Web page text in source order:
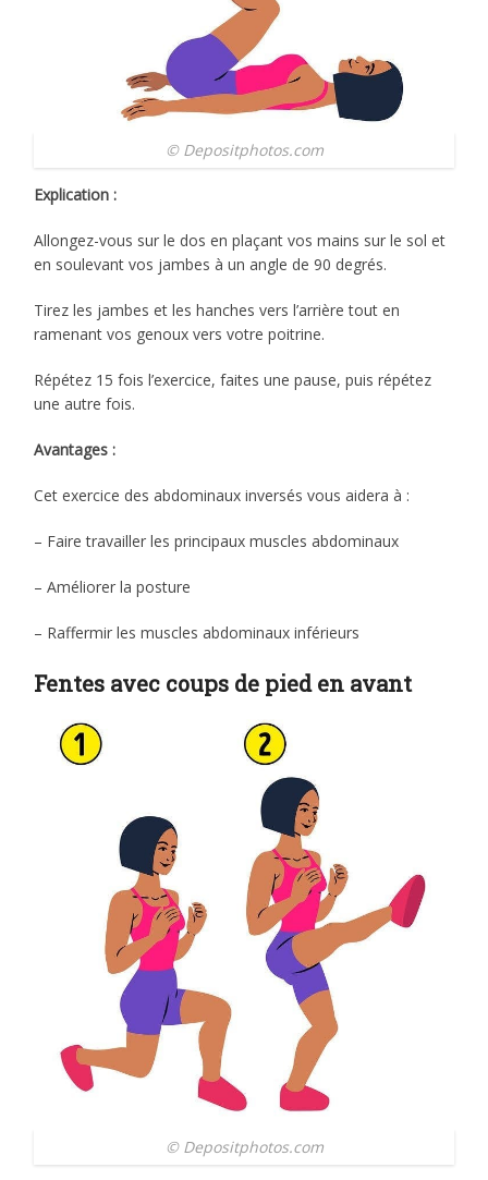
© Depositphotos.com
Explication :
Allongez-vous sur le dos en plaçant vos mains sur le sol et
en soulevant vos jambes à un angle de 90 degrés.
Tirez les jambes et les hanches vers l’arrière tout en
ramenant vos genoux vers votre poitrine.
Répétez 15 fois l’exercice, faites une pause, puis répétez
une autre fois.
Avantages :
Cet exercice des abdominaux inversés vous aidera à :
– Faire travailler les principaux muscles abdominaux
– Améliorer la posture
– Raffermir les muscles abdominaux inférieurs
Fentes avec coups de pied en avant
© Depositphotos.com